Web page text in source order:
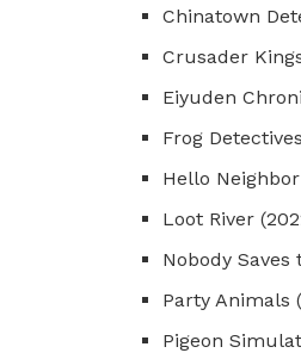
Chinatown
Crusader
Eiyuden
Frog
Hello
Loot River
Nobody Saves
Party Animals
Pigeon